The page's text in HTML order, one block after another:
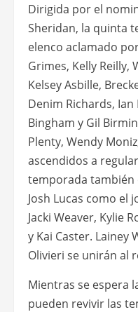
Dirigida por el
Sheridan, la quinta
elenco aclamado
Grimes, Kelly Reilly,
Kelsey Asbille,
Denim Richards, Ian
Bingham y Gil
Plenty, Wendy
ascendidos a
temporada también
Josh Lucas como el
Jacki Weaver, Kylie
y Kai Caster. Lainey
Olivieri se unirán al
Mientras se espera
pueden revivir las